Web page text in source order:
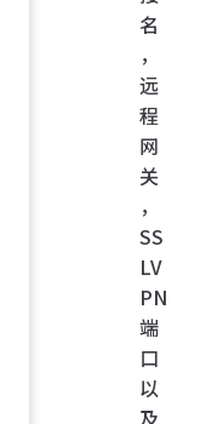
名
，
远
程
网
关
，
SS
LV
PN
端
口
以
及